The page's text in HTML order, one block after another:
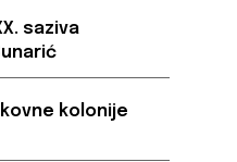
saziva
kolonije